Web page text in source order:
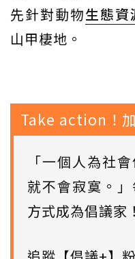
先針對動物生態資
山甲棲地。
Take action！加
「一個人為社
就不會寂寞。
方式成為倡議家！